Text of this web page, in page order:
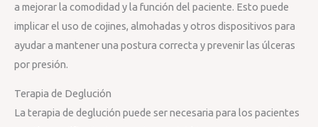
a mejorar la comodidad y la función del paciente. Esto puede
implicar el uso de cojines, almohadas y otros dispositivos para
ayudar a mantener una postura correcta y prevenir las úlceras
por presión.
Terapia de Deglución
La terapia de deglución puede ser necesaria para los pacientes